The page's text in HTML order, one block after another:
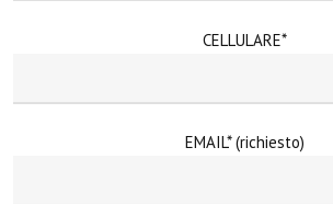
CELLULARE*
EMAIL* (richiesto)